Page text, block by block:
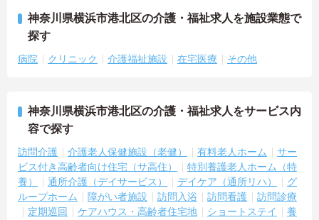
神奈川県横浜市港北区の介護・福祉求人を施設業態で
探す
病院 クリニック 介護福祉施設 在宅医療 その他
神奈川県横浜市港北区の介護・福祉求人をサービス内
容で探す
訪問介護 介護老人保健施設（老健） 有料老人ホーム
サー
ビス付き高齢者向け住宅（サ高住）
特別養護老人ホーム（特
養）
通所介護（デイサービス） デイケア（通所リハ）
グ
ループホーム
障がい者施設 訪問入浴 訪問看護
訪問診療
定期巡回
ケアハウス・高齢者住宅地 ショートステイ
養